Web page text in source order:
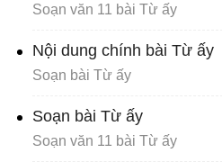
Soạn văn 11 bài Từ ấy
Nội dung chính bài Từ ấy
Soạn bài Từ ấy
Soạn bài Từ ấy
Soạn văn 11 bài Từ ấy